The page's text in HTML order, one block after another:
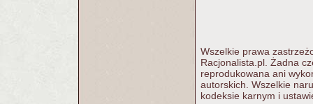
Wszelkie prawa
Racjonalista.pl. Żadna
reprodukowana ani
autorskich. Wszelkie
kodeksie karnym i